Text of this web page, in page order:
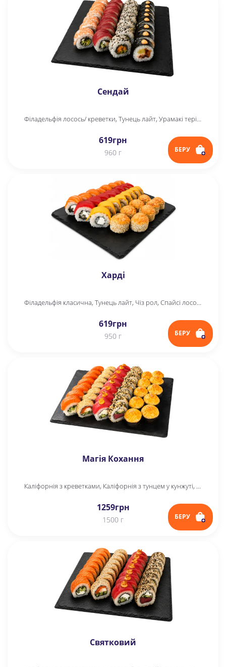
Сендай
Філадельфія лосось/ креветки, Тунець лайт, Урамакі теріякі, Футомак міні
619грн
960 г БЕРУ
Харді
Філадельфія класична, Тунець лайт, Чіз рол, Спайсі лосось
619грн
950 г БЕРУ
Магія Кохання
Каліфорнія з креветками, Каліфорнія з тунцем у кунжуті, Спайсі тунець, Філадельфія, Yappo з тунцем, Yappo рол
1259грн
1500 г БЕРУ
Святковий